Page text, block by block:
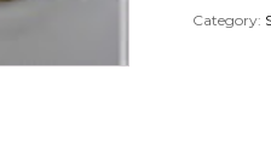
DERBI
Category: